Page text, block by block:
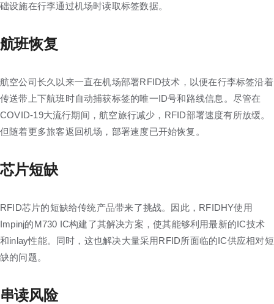
础设施在行李通过机场时读取标签数据。
航班恢复
航空公司长久以来一直在机场部署RFID技术，以便在行李标签沿着
传送带上下航班时自动捕获标签的唯一ID号和路线信息。尽管在
COVID-19大流行期间，航空旅行减少，RFID部署速度有所放缓。
但随着更多旅客返回机场，部署速度已开始恢复。
芯片短缺
RFID芯片的短缺给传统产品带来了挑战。因此，RFIDHY使用
Impinj的M730 IC构建了其解决方案，使其能够利用最新的IC技术
和inlay性能。同时，这也解决大量采用RFID所面临的IC供应相对短
缺的问题。
串读风险